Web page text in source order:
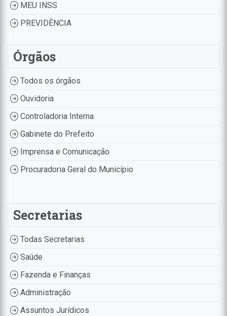
MEU INSS
PREVIDÊNCIA
Órgãos
Todos os órgãos
Ouvidoria
Controladoria Interna
Gabinete do Prefeito
Imprensa e Comunicação
Procuradoria Geral do Município
Secretarias
Todas Secretarias
Saúde
Fazenda e Finanças
Administração
Assuntos Jurídicos